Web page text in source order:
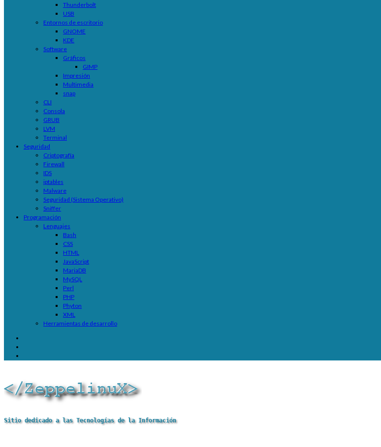
Thunderbolt
USB
Entornos de escritorio
GNOME
KDE
Software
Gráficos
GIMP
Impresión
Multimedia
snap
CLI
Consola
GRUB
LVM
Terminal
Seguridad
Criptografía
Firewall
IDS
iptables
Malware
Seguridad (Sistema Operativo)
Sniffer
Programación
Lenguajes
Bash
CSS
HTML
JavaScript
MariaDB
MySQL
Perl
PHP
Phyton
XML
Herramientas de desarrollo
Sitio dedicado a las Tecnologías de la Información